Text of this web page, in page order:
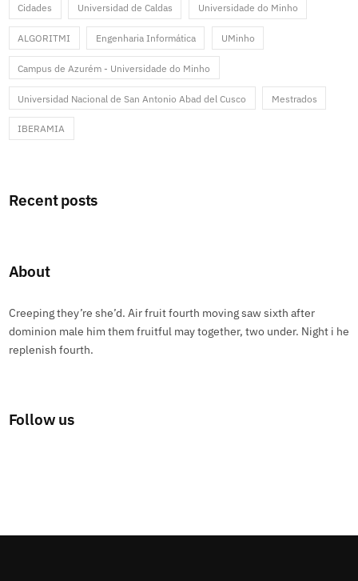
Cidades Universidad de Caldas Universidade do Minho
ALGORITMI Engenharia Informática UMinho
Campus de Azurém - Universidade do Minho
Universidad Nacional de San Antonio Abad del Cusco Mestrados
IBERAMIA
Recent posts
About
Creeping they’re she’d. Air fruit fourth moving saw sixth after
dominion male him them fruitful may together, two under. Night i he
replenish fourth.
Follow us